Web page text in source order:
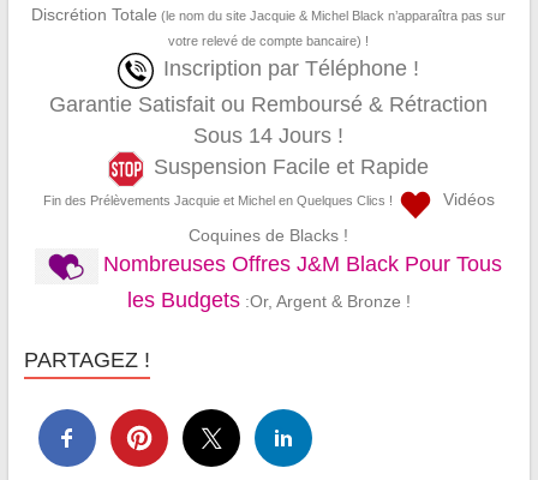
Discrétion Totale (le nom du site Jacquie & Michel Black n’apparaîtra pas sur
votre relevé de compte bancaire) !
Inscription par Téléphone !
Garantie Satisfait ou Remboursé & Rétraction
Sous 14 Jours !
Suspension Facile et Rapide
Fin des Prélèvements Jacquie et Michel en Quelques Clics !
Vidéos
Coquines de Blacks !
Nombreuses Offres J&M Black Pour Tous
les Budgets:Or, Argent & Bronze !
PARTAGEZ !